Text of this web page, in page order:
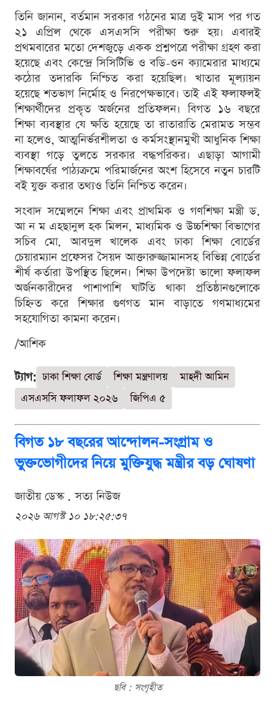
তিনি জানান, বর্তমান সরকার গঠনের মাত্র দুই মাস পর গত
২১ এপ্রিল থেকে এসএসসি পরীক্ষা শুরু হয়। এবারই
প্রথমবারের মতো দেশজুড়ে একক প্রশ্নপত্রে পরীক্ষা গ্রহণ করা
হয়েছে এবং কেন্দ্রে সিসিটিভি ও বডি-ওন ক্যামেরার মাধ্যমে
কঠোর তদারকি নিশ্চিত করা হয়েছিল। খাতার মূল্যায়ন
হয়েছে শতভাগ নির্মোহ ও নিরপেক্ষভাবে। তাই এই ফলাফলই
শিক্ষার্থীদের প্রকৃত অর্জনের প্রতিফলন। বিগত ১৬ বছরে
শিক্ষা ব্যবস্থার যে ক্ষতি হয়েছে তা রাতারাতি মেরামত সম্ভব
না হলেও, আত্মনির্ভরশীলতা ও কর্মসংস্থানমুখী আধুনিক শিক্ষা
ব্যবস্থা গড়ে তুলতে সরকার বদ্ধপরিকর। এছাড়া আগামী
শিক্ষাবর্ষের পাঠ্যক্রমে পরিমার্জনের অংশ হিসেবে নতুন চারটি
বই যুক্ত করার তথ্যও তিনি নিশ্চিত করেন।
সংবাদ সম্মেলনে শিক্ষা এবং প্রাথমিক ও গণশিক্ষা মন্ত্রী ড.
আ ন ম এহছানুল হক মিলন, মাধ্যমিক ও উচ্চশিক্ষা বিভাগের
সচিব মো. আবদুল খালেক এবং ঢাকা শিক্ষা বোর্ডের
চেয়ারম্যান প্রফেসর সৈয়দ আক্তারুজ্জামানসহ বিভিন্ন বোর্ডের
শীর্ষ কর্তারা উপস্থিত ছিলেন। শিক্ষা উপদেষ্টা ভালো ফলাফল
অর্জনকারীদের পাশাপাশি ঘাটতি থাকা প্রতিষ্ঠানগুলোকে
চিহ্নিত করে শিক্ষার গুণগত মান বাড়াতে গণমাধ্যমের
সহযোগিতা কামনা করেন।
/আশিক
ট্যাগ: ঢাকা শিক্ষা বোর্ড শিক্ষা মন্ত্রণালয়
মাহদী আমিন
এসএসসি ফলাফল ২০২৬
জিপিএ ৫
বিগত ১৮ বছরের আন্দোলন-সংগ্রাম ও
ভুক্তভোগীদের নিয়ে মুক্তিযুদ্ধ মন্ত্রীর বড় ঘোষণা
জাতীয় ডেস্ক . সত্য নিউজ
২০২৬ আগস্ট ১০ ১৮:২৫:৩৭
ছবি : সংগৃহীত